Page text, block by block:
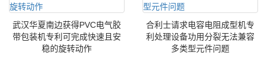
武汉华夏南边获得PVC电气胶
带包装机专利可完成快速且安
稳的旋转动作
合利士请求电容电阻成型机专
利处理设备功用分裂无法兼容
多类型元件问题